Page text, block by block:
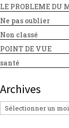
LE PROBLEME DU
Ne pas oublier
Non classé
POINT DE VUE
santé
Archives
Archives